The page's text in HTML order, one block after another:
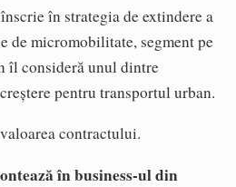
în strategia de extindere a
de micromobilitate, segment pe
îl consideră unul dintre
pentru transportul urban.
contractului.
în business-ul din